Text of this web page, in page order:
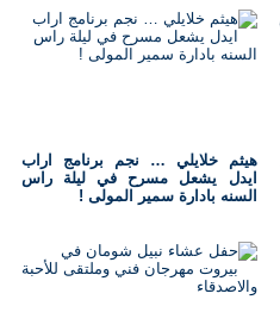
هيثم خلايلي … نجم برنامج اراب
ايدل يشعل مسرح في ليلة راس
السنه بادارة سمير المولى !